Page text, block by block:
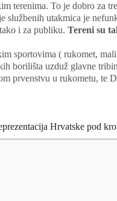
terenima. To je dobro za
službenih utakmica je
i za publiku. Tereni su
sportovima ( rukomet,
borilišta uzduž glavne
prvenstvu u rukometu, te
Hrvatske pod